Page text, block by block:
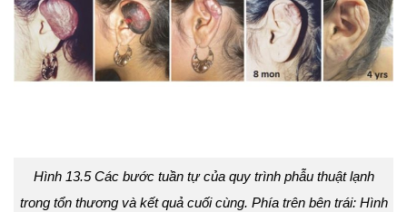
Hình 13.5 Các bước tuần tự của quy trình phẫu thuật lạnh
trong tổn thương và kết quả cuối cùng. Phía trên bên trái: Hình